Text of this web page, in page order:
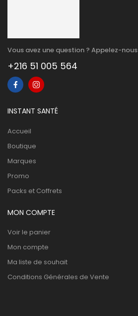
Vous avez une question ? Appelez-nous
+216 51 005 564
INSTANT SANTÉ
Accueil
Boutique
Marques
Promo
Packs et Coffrets
MON COMPTE
Voir le panier
Mon compte
Ma liste de souhait
Conditions Générales de Vente